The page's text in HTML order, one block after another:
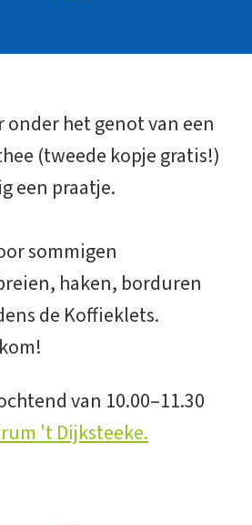
het genot van een
(tweede kopje gratis!)
een praatje.
sommigen
haken, borduren
de Koffieklets.
van 10.00–11.30
't Dijksteeke.